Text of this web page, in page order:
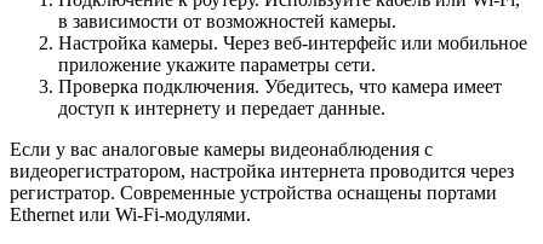
в зависимости от возможностей камеры.
Настройка камеры. Через веб-интерфейс или мобильное
приложение укажите параметры сети.
Проверка подключения. Убедитесь, что камера имеет
доступ к интернету и передает данные.
Если у вас аналоговые камеры видеонаблюдения с
видеорегистратором, настройка интернета проводится через
регистратор. Современные устройства оснащены портами
Ethernet или Wi-Fi-модулями.